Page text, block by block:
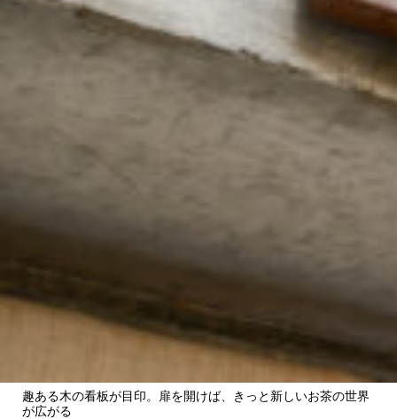
趣ある木の看板が目印。扉を開けば、きっと新しいお茶の世界
が広がる